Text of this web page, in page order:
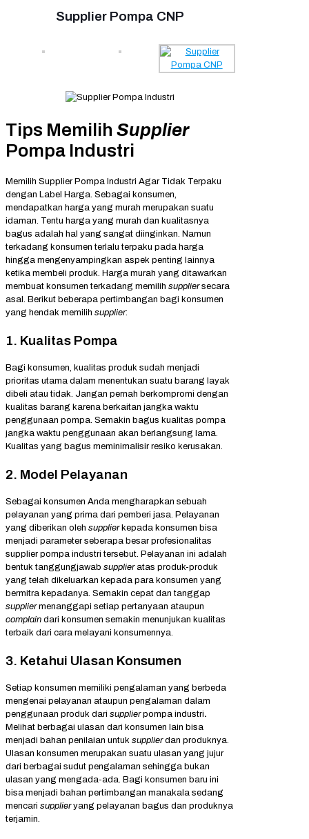
Supplier Pompa CNP
Tips Memilih Supplier
Pompa Industri
Memilih Supplier Pompa Industri Agar Tidak Terpaku
dengan Label Harga. Sebagai konsumen,
mendapatkan harga yang murah merupakan suatu
idaman. Tentu harga yang murah dan kualitasnya
bagus adalah hal yang sangat diinginkan. Namun
terkadang konsumen terlalu terpaku pada harga
hingga mengenyampingkan aspek penting lainnya
ketika membeli produk. Harga murah yang ditawarkan
membuat konsumen terkadang memilih suppliersecara
asal. Berikut beberapa pertimbangan bagi konsumen
yang hendak memilih supplier:
1. Kualitas Pompa
Bagi konsumen, kualitas produk sudah menjadi
prioritas utama dalam menentukan suatu barang layak
dibeli atau tidak. Jangan pernah berkompromi dengan
kualitas barang karena berkaitan jangka waktu
penggunaan pompa. Semakin bagus kualitas pompa
jangka waktu penggunaan akan berlangsung lama.
Kualitas yang bagus meminimalisir resiko kerusakan.
2. Model Pelayanan
Sebagai konsumen Anda mengharapkan sebuah
pelayanan yang prima dari pemberi jasa. Pelayanan
yang diberikan oleh supplierkepada konsumen bisa
menjadi parameter seberapa besar profesionalitas
supplier pompa industri tersebut. Pelayanan ini adalah
bentuk tanggungjawab supplieratas produk-produk
yang telah dikeluarkan kepada para konsumen yang
bermitra kepadanya. Semakin cepat dan tanggap
suppliermenanggapi setiap pertanyaan ataupun
complain dari konsumen semakin menunjukan kualitas
terbaik dari cara melayani konsumennya.
3. Ketahui Ulasan Konsumen
Setiap konsumen memiliki pengalaman yang berbeda
mengenai pelayanan ataupun pengalaman dalam
penggunaan produk dari supplierpompa industri.
Melihat berbagai ulasan dari konsumen lain bisa
menjadi bahan penilaian untuk supplierdan produknya.
Ulasan konsumen merupakan suatu ulasan yang jujur
dari berbagai sudut pengalaman sehingga bukan
ulasan yang mengada-ada. Bagi konsumen baru ini
bisa menjadi bahan pertimbangan manakala sedang
mencari supplieryang pelayanan bagus dan produknya
terjamin.